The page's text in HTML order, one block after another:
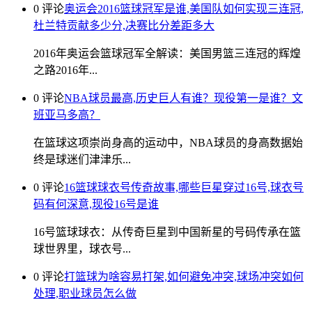
0 评论奥运会2016篮球冠军是谁,美国队如何实现三连冠,
杜兰特贡献多少分,决赛比分差距多大
2016年奥运会篮球冠军全解读：美国男篮三连冠的辉煌
之路2016年...
0 评论NBA球员最高,历史巨人有谁？现役第一是谁？文
班亚马多高？
在篮球这项崇尚身高的运动中，NBA球员的身高数据始
终是球迷们津津乐...
0 评论16篮球球衣号传奇故事,哪些巨星穿过16号,球衣号
码有何深意,现役16号是谁
16号篮球球衣：从传奇巨星到中国新星的号码传承在篮
球世界里，球衣号...
0 评论打篮球为啥容易打架,如何避免冲突,球场冲突如何
处理,职业球员怎么做